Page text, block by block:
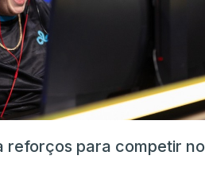
reforços para competir no